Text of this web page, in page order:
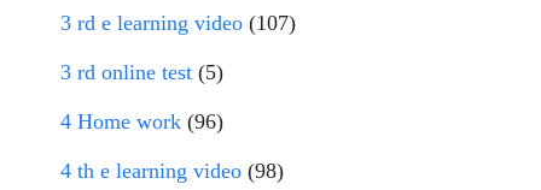
3 rd e learning video (107)
3 rd online test (5)
4 Home work (96)
4 th e learning video (98)